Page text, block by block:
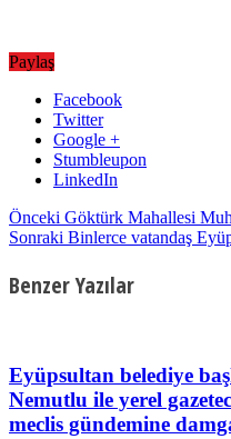
Paylaş
Facebook
Twitter
Google +
Stumbleupon
LinkedIn
Önceki Göktürk Mahallesi
Sonraki Binlerce vatandaş
Benzer Yazılar
Eyüpsultan belediye
Nemutlu ile yerel
meclis gündemine